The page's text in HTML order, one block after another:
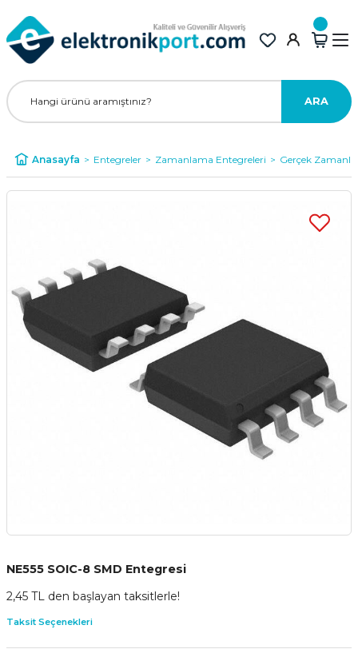
ARA
Anasayfa Entegreler Zamanlama Entegreleri Gerçek Zamanlı
NE555 SOIC-8 SMD Entegresi
2,45 TL den başlayan taksitlerle!
Taksit Seçenekleri